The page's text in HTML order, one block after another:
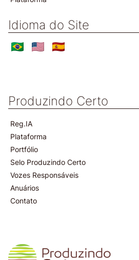
Idioma do Site
Produzindo Certo
Reg.IA
Plataforma
Portfólio
Selo Produzindo Certo
Vozes Responsáveis
Anuários
Contato